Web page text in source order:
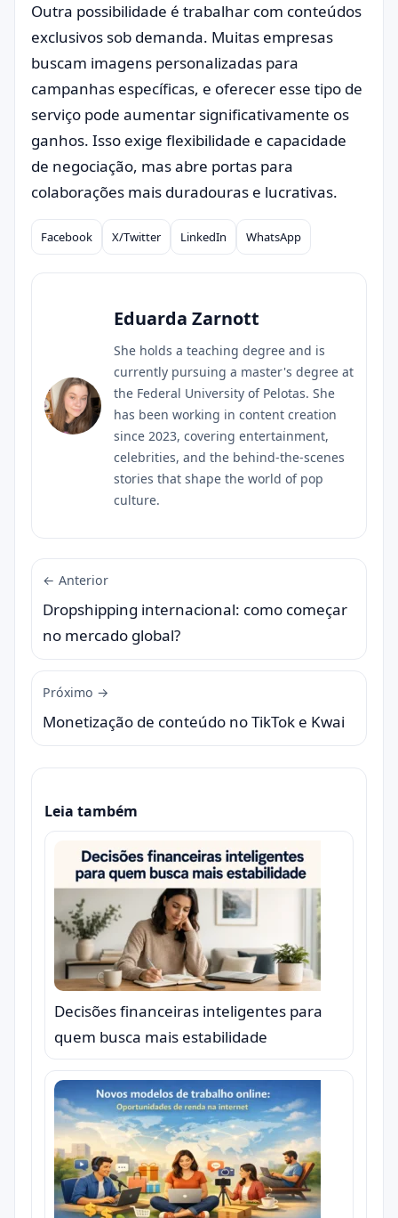
Outra possibilidade é trabalhar com conteúdos
exclusivos sob demanda. Muitas empresas
buscam imagens personalizadas para
campanhas específicas, e oferecer esse tipo de
serviço pode aumentar significativamente os
ganhos. Isso exige flexibilidade e capacidade
de negociação, mas abre portas para
colaborações mais duradouras e lucrativas.
Compartilhar
Facebook X/Twitter LinkedIn WhatsApp
Eduarda Zarnott
She holds a teaching degree and is
currently pursuing a master's degree at
the Federal University of Pelotas. She
has been working in content creation
since 2023, covering entertainment,
celebrities, and the behind-the-scenes
stories that shape the world of pop
culture.
← Anterior
Dropshipping internacional: como começar
no mercado global?
Próximo →
Monetização de conteúdo no TikTok e Kwai
Leia também
Decisões financeiras inteligentes para
quem busca mais estabilidade